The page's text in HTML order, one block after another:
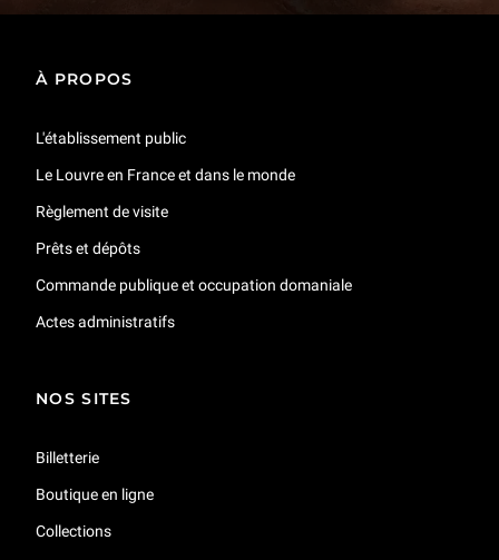
À PROPOS
L'établissement public
Le Louvre en France et dans le monde
Règlement de visite
Prêts et dépôts
Commande publique et occupation domaniale
Actes administratifs
NOS SITES
Billetterie
Boutique en ligne
Collections